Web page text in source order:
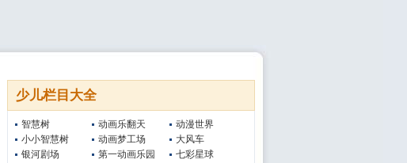
少儿栏目大全
智慧树
小小智慧树
银河剧场
动画乐翻天
动画梦工场
第一动画乐园
动漫世界
大风车
七彩星球